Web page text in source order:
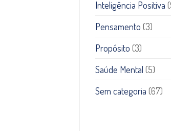
Inteligência Positiva
Pensamento (3)
Propósito (3)
Saúde Mental (5)
Sem categoria (67)